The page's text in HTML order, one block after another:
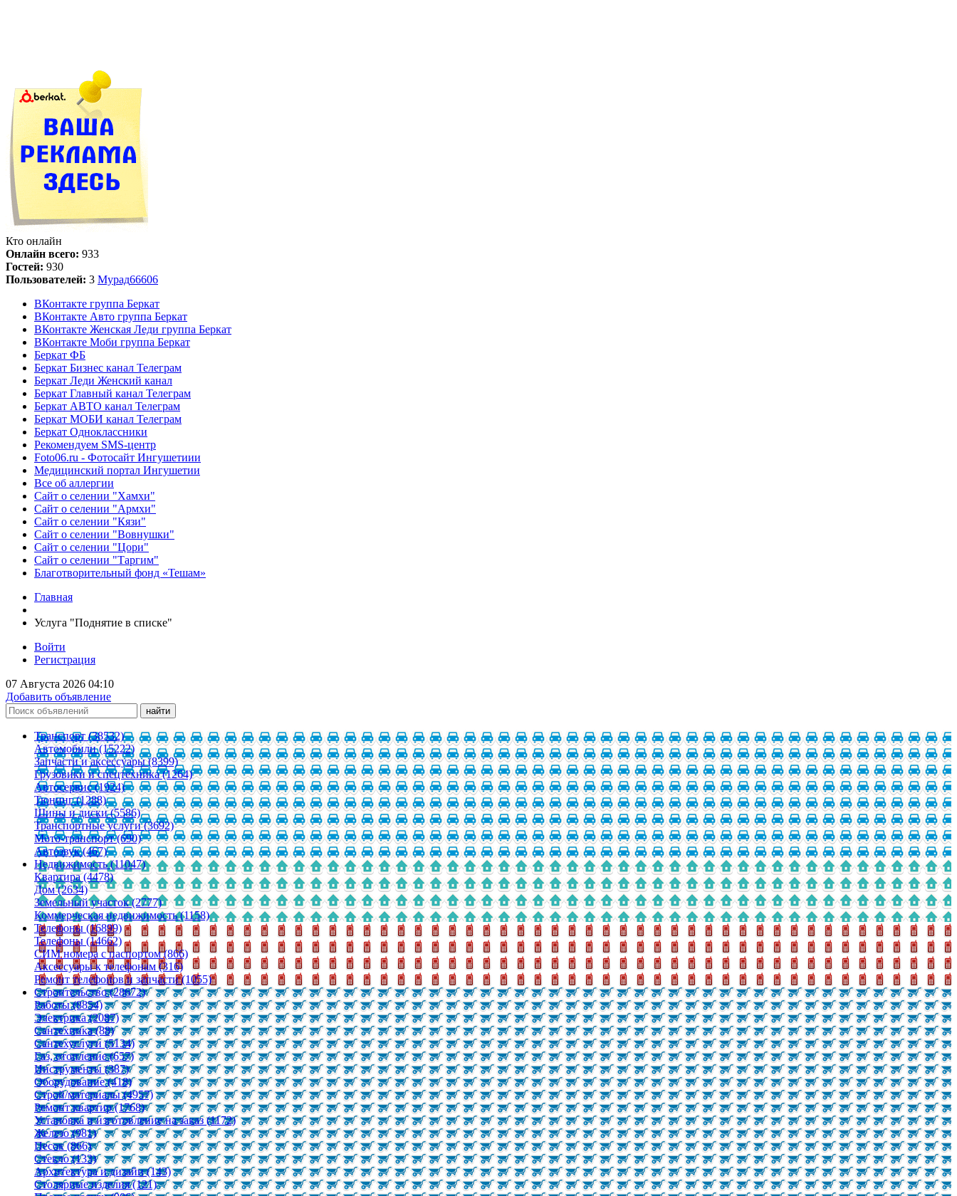
Кто онлайн
Онлайн всего: 933
Гостей: 930
Пользователей: 3 Мурад66606
ВКонтакте группа Беркат
ВКонтакте Авто группа Беркат
ВКонтакте Женская Леди группа Беркат
ВКонтакте Моби группа Беркат
Беркат ФБ
Беркат Бизнес канал Телеграм
Беркат Леди Женский канал
Беркат Главный канал Телеграм
Беркат АВТО канал Телеграм
Беркат МОБИ канал Телеграм
Беркат Одноклассники
Рекомендуем SMS-центр
Foto06.ru - Фотосайт Ингушетиии
Медицинский портал Ингушетии
Все об аллергии
Сайт о селении "Хамхи"
Сайт о селении "Армхи"
Сайт о селении "Кязи"
Сайт о селении "Вовнушки"
Сайт о селении "Цори"
Сайт о селении "Таргим"
Благотворительный фонд «Тешам»
Главная
Услуга "Поднятие в списке"
Войти
Регистрация
07 Августа 2026 04:10
Добавить объявление
Транспорт (38532)
Автомобили (15222)
Запчасти и аксессуары (8399)
Грузовики и спецтехника (1264)
Автосервис (1924)
Тюнинг (1288)
Шины и диски (5586)
Транспортные услуги (3692)
Мото-транспорт (690)
Автозвук (467)
Недвижимость (11047)
Квартира (4478)
Дом (2634)
Земельный участок (2777)
Коммерческая недвижимость (1158)
Телефоны (16899)
Телефоны (14662)
СИМ номера с паспортом (866)
Аксессуары к телефонам (316)
Ремонт телефонов и запчасти (1055)
Строительство (28672)
Работы (8854)
Электрика (2087)
Сантехника (88)
Сантехуслуги (5134)
Газ, отопление (657)
Инструменты (387)
Оборудование (418)
Строй/материалы (4957)
Ремонт квартир (1768)
Установка и изготовление на заказ (1172)
Железо (981)
Песок (866)
Стекло (133)
Архитектура и дизайн (143)
Столярные изделия (121)